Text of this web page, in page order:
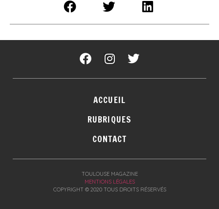
ACCUEIL
RUBRIQUES
CONTACT
TOULOUSE MAGAZINE
MENTIONS LÉGALES
COPYRIGHT © 2020 TOUS DROITS RÉSERVÉS